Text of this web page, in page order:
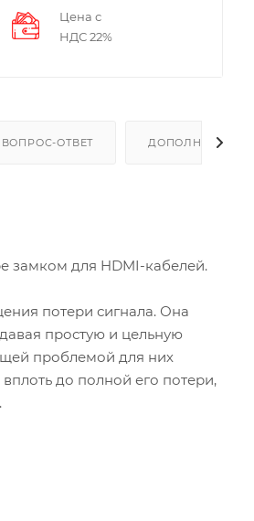
Цена с
НДС 22%
ВОПРОС-ОТВЕТ ДОПОЛНИТЕЛЬНО
замком для HDMI-кабелей.
потери сигнала. Она
простую и цельную
проблемой для них
до полной его потери,